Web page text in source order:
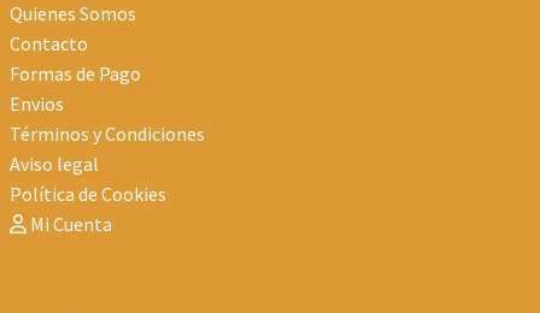
Quienes Somos
Contacto
Formas de Pago
Envios
Términos y Condiciones
Aviso legal
Política de Cookies
Mi Cuenta